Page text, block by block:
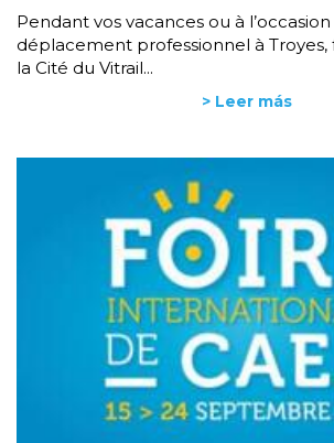
Pendant vos vacances ou à l’occasion
déplacement professionnel à
la Cité du Vitrail...
> Leer más